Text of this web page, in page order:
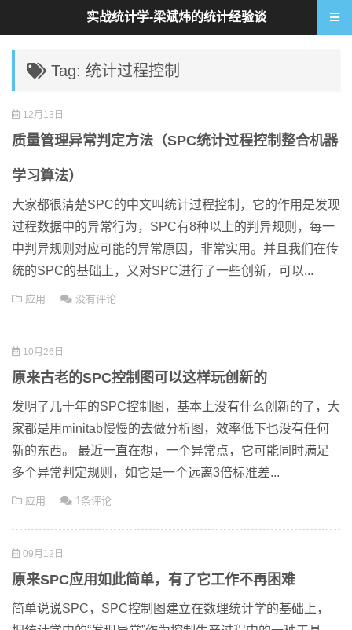
Tag: 统计过程控制
12月13日
质量管理异常判定方法（SPC统计过程控制整合机器
学习算法）
大家都很清楚SPC的中文叫统计过程控制，它的作用是发现
过程数据中的异常行为，SPC有8种以上的判异规则，每一
中判异规则对应可能的异常原因，非常实用。并且我们在传
统的SPC的基础上，又对SPC进行了一些创新，可以...
应用 没有评论
10月26日
原来古老的SPC控制图可以这样玩创新的
发明了几十年的SPC控制图，基本上没有什么创新的了，大
家都是用minitab慢慢的去做分析图，效率低下也没有任何
新的东西。 最近一直在想，一个异常点，它可能同时满足
多个异常判定规则，如它是一个远离3倍标准差...
应用 1条评论
09月12日
原来SPC应用如此简单，有了它工作不再困难
简单说说SPC，SPC控制图建立在数理统计学的基础上，
实战统计学-梁斌炜的统计经验谈